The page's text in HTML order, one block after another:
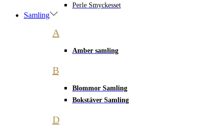
Perle Smyckesset
Samling
A
Amber samling
B
Blommor Samling
Bokstäver Samling
D